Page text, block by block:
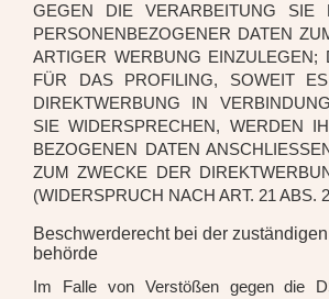
GEGEN DIE VER­AR­BEI­TUNG SIE
PER­SO­NEN­BE­ZO­GE­NER DATEN
AR­TI­GER WER­BUNG EIN­ZU­LE­GEN;
FÜR DAS PRO­FIL­ING, SOWEIT
DIREKT­WER­BUNG IN
SIE WIDER­SPRE­CHEN, WER­DEN
BE­ZO­GE­NEN DATEN
ZUM ZWE­CKE DER
(WIDER­SPRUCH NACH ART. 21 ABS.
Beschwerde­recht bei der
behörde
Im Fal­le von Ver­stö­ßen gegen die